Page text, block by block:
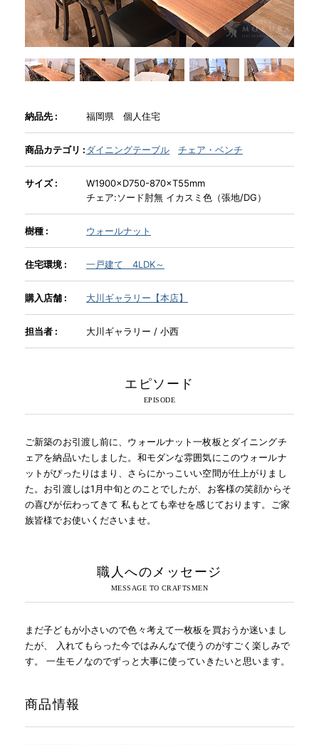
WEBカタログ
新入荷情報
納品事例
INFORMATION
MOKUBA CHANNEL
よくあるご質問
納品先 : 福岡県 個人住宅
商品カテゴリ :ダイニングテーブル チェア・ベンチ
サイズ :
W1900×D750-870×T55mm
チェア:ソード肘無 イカスミ色（張地/DG）
樹種 : ウォールナット
住宅環境 : 一戸建て 4LDK～
購入店舗 : 大川ギャラリー【本店】
担当者 : 大川ギャラリー / 小西
エピソード
ご新築のお引渡し前に、ウォールナット一枚板とダイニングチ
ェアを納品いたしました。和モダンな雰囲気にこのウォールナ
ットがぴったりはまり、さらにかっこいい空間が仕上がりまし
た。お引渡しは1月中旬とのことでしたが、お客様の笑顔からそ
の喜びが伝わってきて 私もとても幸せを感じております。ご家
族皆様でお使いくださいませ。
職人へのメッセージ
まだ子どもが小さいので色々考えて一枚板を買おうか迷いまし
たが、 入れてもらった今ではみんなで使うのがすごく楽しみで
す。 一生モノなのでずっと大事に使っていきたいと思います。
商品情報